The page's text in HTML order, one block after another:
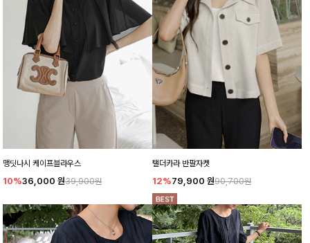
맹딧나시 케이프블라우스
10%36,000 원39,900원
탤더카라 반팔자켓
12%79,900 원90,700원